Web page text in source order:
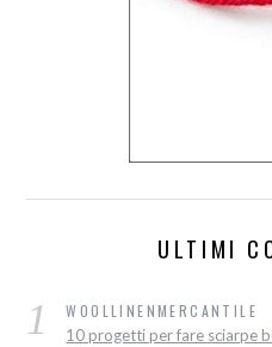
ULTIMI
1 WOOLLINENMERCANTILE
10 progetti per fare sciarpe